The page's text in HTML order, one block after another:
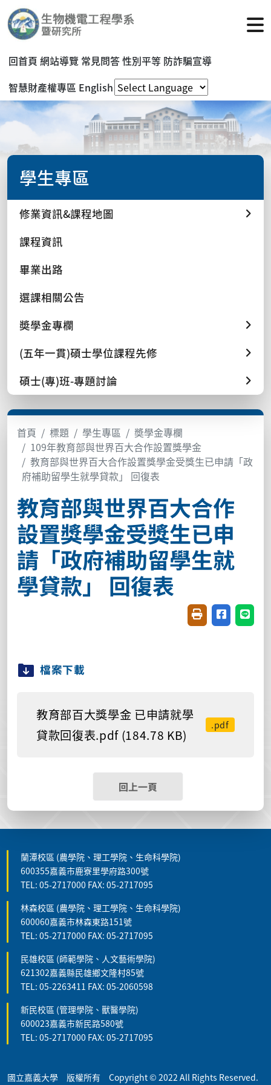
回首頁 網站導覽 常見問答性別平等 防詐騙宣導
智慧財產權專區 English
學生專區
修業資訊&課程地圖
課程資訊
畢業出路
選課相關公告
奬學金專欄
(五年一貫)碩士學位課程先修
碩士(專)班-專題討論
首頁 標題 學生專區
奬學金專欄
109年教育部與世界百大合作設置獎學金
教育部與世界百大合作設置獎學金受獎生已申請「政
府補助留學生就學貸款」 回復表
教育部與世界百大合作
設置獎學金受獎生已申
請「政府補助留學生就
學貸款」 回復表
友善列印(開新視
分享至臉書
分享
檔案下載
教育部百大獎學金 已申請就學
貸款回復表.pdf (184.78 KB)
.pdf
回上一頁
蘭潭校區 (農學院、理工學院、生命科學院)
600355嘉義市鹿寮里學府路300號
TEL: 05-2717000 FAX: 05-2717095
林森校區 (農學院、理工學院、生命科學院)
600060嘉義市林森東路151號
TEL: 05-2717000 FAX: 05-2717095
民雄校區 (師範學院、人文藝術學院)
621302嘉義縣民雄鄉文隆村85號
TEL: 05-2263411 FAX: 05-2060598
新民校區 (管理學院、獸醫學院)
600023嘉義市新民路580號
TEL: 05-2717000 FAX: 05-2717095
國立嘉義大學 版權所有 Copyright © 2022 All Rights Reserved.